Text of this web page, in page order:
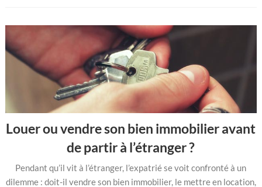
Louer ou vendre son bien immobilier avant
de partir à l’étranger ?
Pendant qu’il vit à l’étranger, l’expatrié se voit confronté à un
dilemme : doit-il vendre son bien immobilier, le mettre en location,